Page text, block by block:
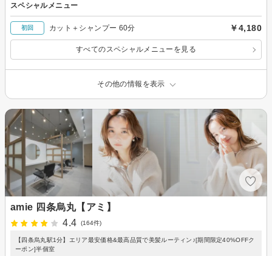
スペシャルメニュー
初回 カット＋シャンプー 60分 ￥4,180
すべてのスペシャルメニューを見る
その他の情報を表示
amie 四条烏丸【アミ】
4.4
(164件)
【四条烏丸駅1分】エリア最安価格&最高品質で美髪ルーティン♪[期間限定40%OFFク
ーポン]半個室